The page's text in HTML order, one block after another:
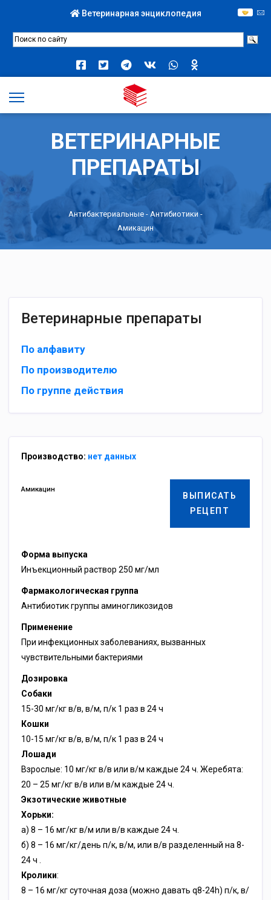
Ветеринарная энциклопедия
ВЕТЕРИНАРНЫЕ
ПРЕПАРАТЫ
Антибактериальные - Антибиотики-
Амикацин
Ветеринарные препараты
По алфавиту
По производителю
По группе действия
Производство: нет данных
ВЫПИСАТЬ
РЕЦЕПТ
Амикацин
Форма выпуска
Инъекционный раствор 250 мг/мл
Фармакологическая группа
Антибиотик группы аминогликозидов
Применение
При инфекционных заболеваниях, вызванных
чувствительными бактериями
Дозировка
Собаки
15-30 мг/кг в/в, в/м, п/к 1 раз в 24 ч
Кошки
10-15 мг/кг в/в, в/м, п/к 1 раз в 24 ч
Лошади
Взрослые: 10 мг/кг в/в или в/м каждые 24 ч. Жеребята:
20 – 25 мг/кг в/в или в/м каждые 24 ч.
Экзотические животные
Хорьки:
a) 8 – 16 мг/кг в/м или в/в каждые 24 ч.
б) 8 – 16 мг/кг/день п/к, в/м, или в/в разделенный на 8-
24 ч .
Кролики:
8 – 16 мг/кг суточная доза (можно давать q8-24h) п/к, в/